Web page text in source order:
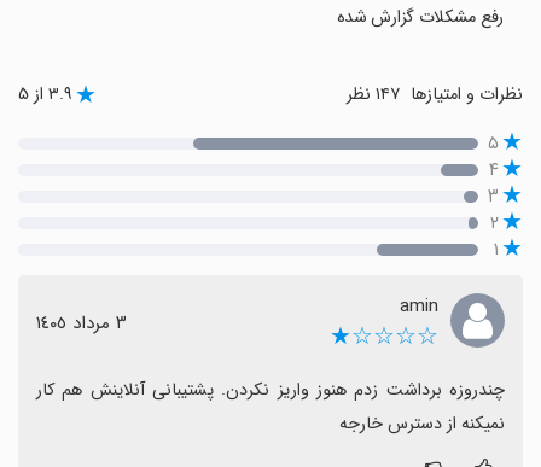
رفع مشکلات گزارش‌ شده
نظرات و امتیازها ۳.۹ از ۵
۵
۴
۳
۲
۱
amin
☆☆☆☆★ ٣ مرداد ١٤٠٥
نمیکنه از دسترس خارجه